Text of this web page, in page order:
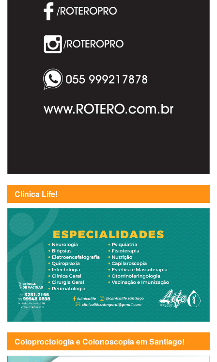
Clínica Life!
Coloproctologia e Colonoscopia em Santiago!